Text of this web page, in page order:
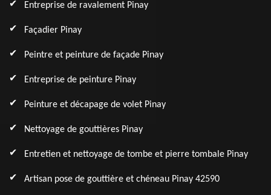
Entreprise de ravalement Pinay
Façadier Pinay
Peintre et peinture de façade Pinay
Entreprise de peinture Pinay
Peinture et décapage de volet Pinay
Nettoyage de gouttières Pinay
Entretien et nettoyage de tombe et pierre tombale Pinay
Artisan pose de gouttière et chéneau Pinay 42590